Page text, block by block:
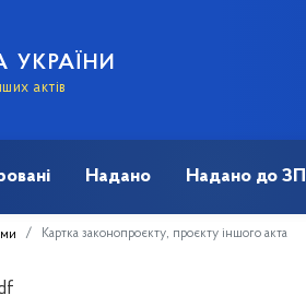
УКРАЇНИ
актів
Надано Надано до ЗП
Картка законопроєкту, проєкту іншого акта